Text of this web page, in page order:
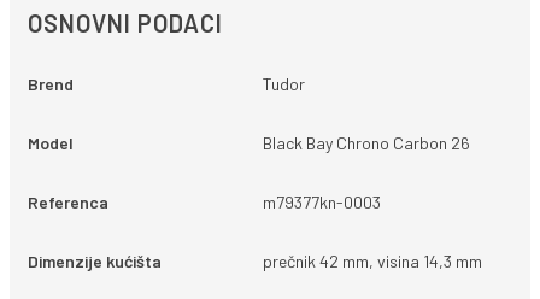
OSNOVNI PODACI
Brend Tudor
Model Black Bay Chrono Carbon 26
Referenca m79377kn-0003
Dimenzije kućišta prečnik 42 mm, visina 14,3 mm